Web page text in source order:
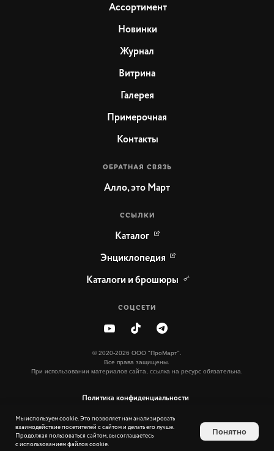
Мы используем cookie. Это позволяет нам анализировать
взаимодействие посетителей с сайтом и делать его лучше.
Продолжая пользоваться сайтом, вы соглашаетесь
с использованием файлов cookie.
Понятно
ССЫЛКИ
© 2020-2026 ООО "ПроМарт".
Все права защищены.
При использовании материалов сайта, ссылка на ресурс обязательна.
Ассортимент
Новинки
Журнал
Витрина
Галерея
Энциклопедия
ОБРАТНАЯ СВЯЗЬ
Политика конфиденциальности
Примерочная
Контакты
Каталог
Дизайн сайта:
СОЦСЕТИ
Каталоги и брошюры
Алло, это Март